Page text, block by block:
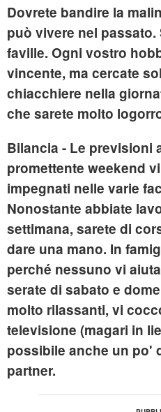
Dovrete bandire la
può vivere nel passato.
faville. Ogni vostro
vincente, ma cercate
chiacchiere nella
che sarete molto
Bilancia - Le previsioni
promettente weekend
impegnati nelle varie
Nonostante abbiate
settimana, sarete di
dare una mano. In
perché nessuno vi
serate di sabato e
molto rilassanti, vi
televisione (magari in
possibile anche un po'
partner.